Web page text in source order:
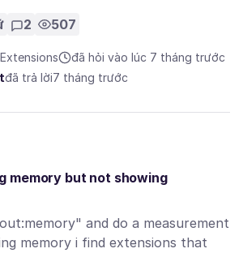
2 507
Extensions
đã hỏi vào lúc 7 tháng trước
đã trả lời7 tháng trước
memory but not showing
and do a measurement
memory i find extensions that